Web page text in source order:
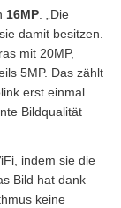
16MP. „Die
damit besitzen.
mit 20MP,
5MP. Das zählt
erst einmal
Bildqualität
indem sie die
Bild hat dank
keine